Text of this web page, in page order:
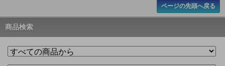
ページの先頭へ戻る
商品検索